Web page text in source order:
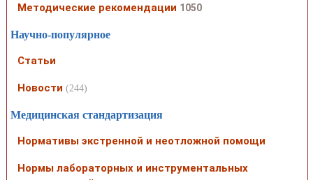
Методические рекомендации 1050
Научно-популярное
Статьи
Новости (244)
Медицинская стандартизация
Нормативы экстренной и неотложной помощи
Нормы лабораторных и инструментальных